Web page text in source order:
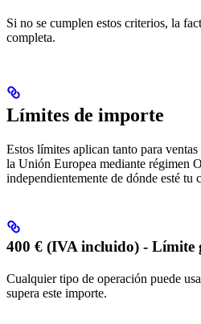
Si no se cumplen estos criterios, la
completa.
Límites de importe
Estos límites aplican tanto para
la Unión Europea mediante régimen
independientemente de dónde esté tu
400 € (IVA incluido) - Límite
Cualquier tipo de operación puede
supera este importe.